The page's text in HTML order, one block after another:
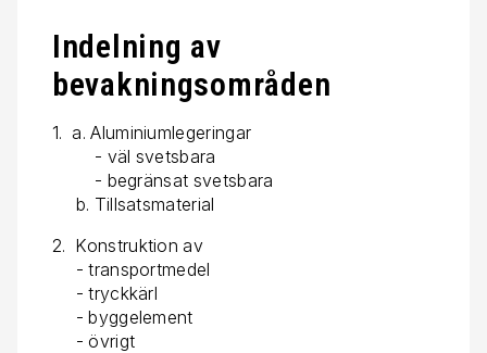
Indelning av
bevakningsområden
1. a. Aluminiumlegeringar
- väl svetsbara
- begränsat svetsbara
b. Tillsatsmaterial
2. Konstruktion av
- transportmedel
- tryckkärl
- byggelement
- övrigt